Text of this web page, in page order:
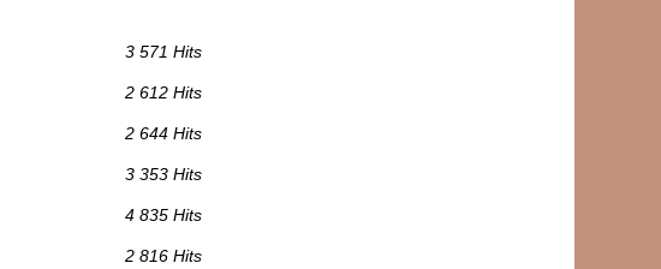
3 571 Hits
2 612 Hits
2 644 Hits
3 353 Hits
4 835 Hits
2 816 Hits